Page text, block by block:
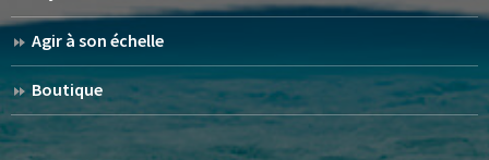
Agir à son échelle
Boutique